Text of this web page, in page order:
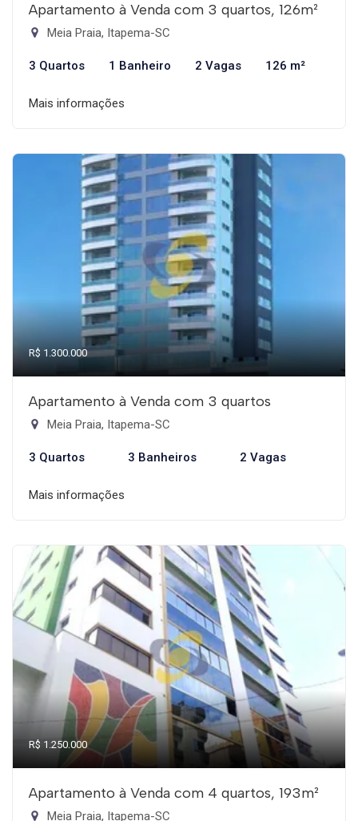
Apartamento à Venda com 3 quartos, 126m²
Meia Praia, Itapema-SC
3 Quartos 1 Banheiro 2 Vagas 126 m²
Mais informações
R$ 1.300.000
Apartamento à Venda com 3 quartos
Meia Praia, Itapema-SC
3 Quartos 3 Banheiros 2 Vagas
Mais informações
R$ 1.250.000
Apartamento à Venda com 4 quartos, 193m²
Meia Praia, Itapema-SC